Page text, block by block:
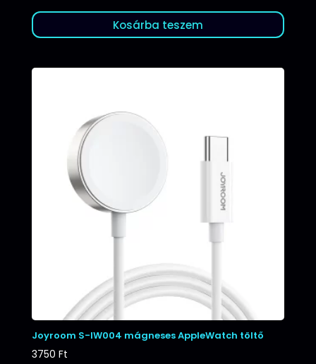
Kosárba teszem
Joyroom S-IW004 mágneses AppleWatch töltő
3750 Ft